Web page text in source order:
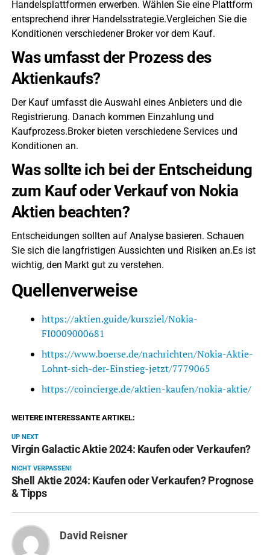
Handelsplattformen erwerben. Wählen Sie eine Plattform
entsprechend ihrer Handelsstrategie.Vergleichen Sie die
Konditionen verschiedener Broker vor dem Kauf.
Was umfasst der Prozess des
Aktienkaufs?
Der Kauf umfasst die Auswahl eines Anbieters und die
Registrierung. Danach kommen Einzahlung und
Kaufprozess.Broker bieten verschiedene Services und
Konditionen an.
Was sollte ich bei der Entscheidung
zum Kauf oder Verkauf von Nokia
Aktien beachten?
Entscheidungen sollten auf Analyse basieren. Schauen
Sie sich die langfristigen Aussichten und Risiken an.Es ist
wichtig, den Markt gut zu verstehen.
Quellenverweise
https://aktien.guide/kursziel/Nokia-
FI0009000681
https://www.boerse.de/nachrichten/Nokia-Aktie-
Lohnt-sich-der-Einstieg-jetzt/7779065
https://coincierge.de/aktien-kaufen/nokia-aktie/
WEITERE INTERESSANTE ARTIKEL:
UP NEXT
Virgin Galactic Aktie 2024: Kaufen oder Verkaufen?
NICHT VERPASSEN!
Shell Aktie 2024: Kaufen oder Verkaufen? Prognose
& Tipps
David Reisner